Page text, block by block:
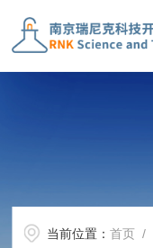
当前位置：首页 /